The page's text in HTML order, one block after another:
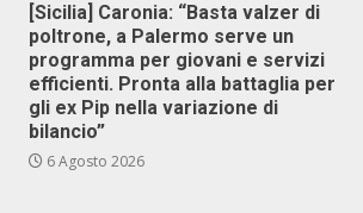
[Sicilia] Caronia: “Basta valzer di
poltrone, a Palermo serve un
programma per giovani e servizi
efficienti. Pronta alla battaglia per
gli ex Pip nella variazione di
bilancio”
6 Agosto 2026